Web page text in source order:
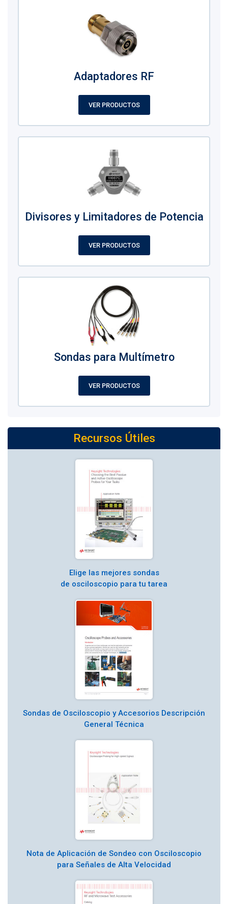
Adaptadores RF
VER PRODUCTOS
Divisores y Limitadores de Potencia
VER PRODUCTOS
Sondas para Multímetro
VER PRODUCTOS
Recursos Útiles
Elige las mejores sondas
de osciloscopio para tu tarea
Sondas de Osciloscopio y Accesorios Descripción
General Técnica
Nota de Aplicación de Sondeo con Osciloscopio
para Señales de Alta Velocidad